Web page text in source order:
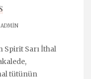
ADMIN
Spirit Sarı İthal
tütünün